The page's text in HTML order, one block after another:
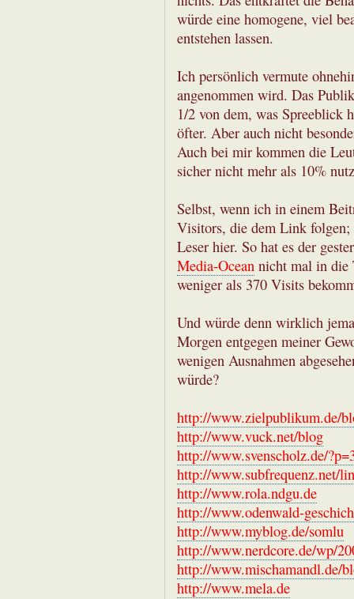
würde eine homogene, viel
entstehen lassen.
Ich persönlich vermute
angenommen wird. Das
1/2 von dem, was Spreeblick
öfter. Aber auch nicht
Auch bei mir kommen die
sicher nicht mehr als 10%
Selbst, wenn ich in einem
Visitors, die dem Link folgen;
Leser hier. So hat es der
Media-Ocean nicht mal in die
weniger als 370 Visits
Und würde denn wirklich
Morgen entgegen meiner
wenigen Ausnahmen
würde?
http://www.zielpublikum.de/
http://www.vuck.net/blog
http://www.svenscholz.de/
http://www.subfrequenz.net/
http://www.rola.ndgu.de
http://www.odenwald-
http://www.myblog.de/somlu
http://www.nerdcore.de/wp/
http://www.mischamandl.de/
http://www.mela.de